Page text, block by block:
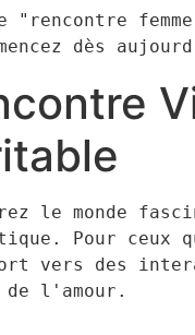
"rencontre
dès
le monde
Pour ceux
vers des
de l'amour.